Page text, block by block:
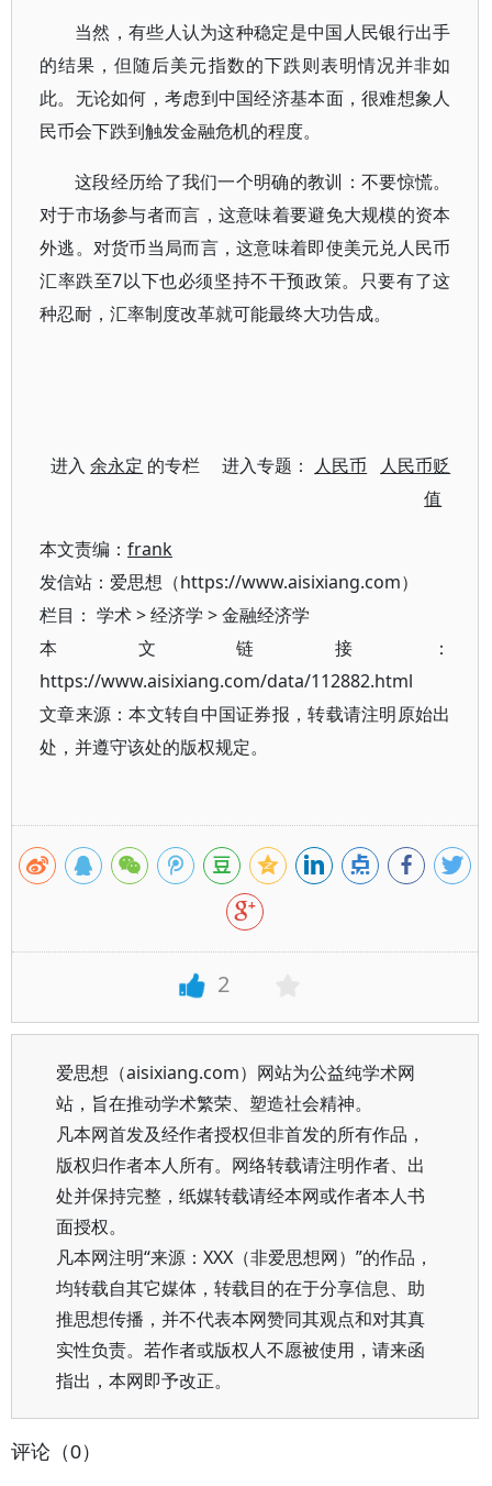
当然，有些人认为这种稳定是中国人民银行出手
的结果，但随后美元指数的下跌则表明情况并非如
此。无论如何，考虑到中国经济基本面，很难想象人
民币会下跌到触发金融危机的程度。
这段经历给了我们一个明确的教训：不要惊慌。
对于市场参与者而言，这意味着要避免大规模的资本
外逃。对货币当局而言，这意味着即使美元兑人民币
汇率跌至7以下也必须坚持不干预政策。只要有了这
种忍耐，汇率制度改革就可能最终大功告成。
进入余永定 的专栏 进入专题： 人民币
人民币贬
值
本文责编： frank
发信站：爱思想（https://www.aisixiang.com）
栏目： 学术>经济学 >金融经济学
本文链接：
https://www.aisixiang.com/data/112882.html
文章来源：本文转自中国证券报，转载请注明原始出
处，并遵守该处的版权规定。
2
爱思想（aisixiang.com）网站为公益纯学术网
站，旨在推动学术繁荣、塑造社会精神。
凡本网首发及经作者授权但非首发的所有作品，
版权归作者本人所有。网络转载请注明作者、出
处并保持完整，纸媒转载请经本网或作者本人书
面授权。
凡本网注明“来源：XXX（非爱思想网）”的作品，
均转载自其它媒体，转载目的在于分享信息、助
推思想传播，并不代表本网赞同其观点和对其真
实性负责。若作者或版权人不愿被使用，请来函
指出，本网即予改正。
评论（0）